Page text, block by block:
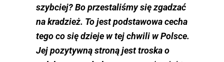
szybciej? Bo przestaliśmy się zgadzać
na kradzież. To jest podstawowa cecha
tego co się dzieje w tej chwili w Polsce.
Jej pozytywną stroną jest troska o